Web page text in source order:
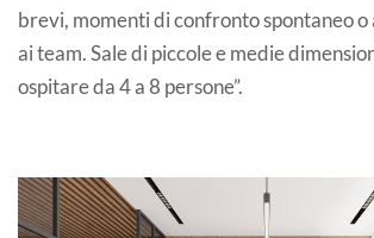
brevi, momenti di confronto spontaneo
ai team. Sale di piccole e medie
ospitare da 4 a 8 persone”.